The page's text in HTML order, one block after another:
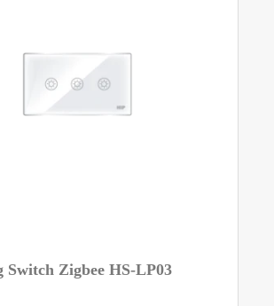
Switch Zigbee HS-LP03